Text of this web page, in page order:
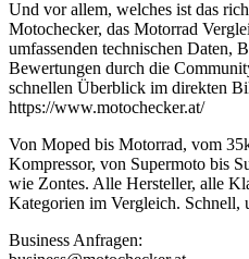
Und vor allem, welches ist das
Motochecker, das Motorrad
umfassenden technischen Daten,
Bewertungen durch die
schnellen Überblick im direkten
https://www.motochecker.at/
Von Moped bis Motorrad, vom
Kompressor, von Supermoto bis
wie Zontes. Alle Hersteller, alle
Kategorien im Vergleich.
Business Anfragen: